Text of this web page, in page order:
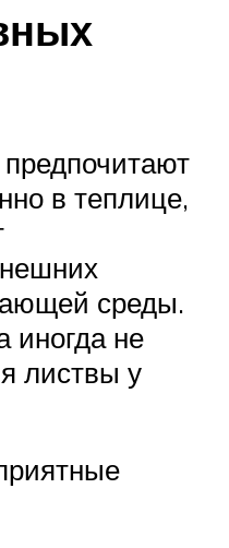
в теплице,
среды.
иногда не
листвы у